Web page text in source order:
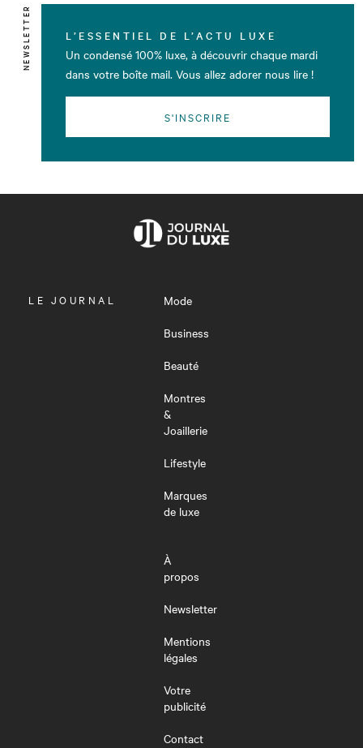
NEWSLETTER L’ESSENTIEL DE L’ACTU LUXE
Un condensé 100% luxe, à découvrir chaque mardi
dans votre boîte mail. Vous allez adorer nous lire !
S'INSCRIRE
OUVRIR
LE JOURNAL
Mode
Business
Beauté
Montres
&
Joaillerie
Lifestyle
Marques
de luxe
À
propos
Newsletter
Mentions
légales
Votre
publicité
Contact